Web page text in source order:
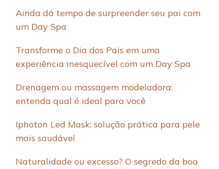
Ainda dá tempo de surpreender seu pai com
um Day Spa
Transforme o Dia dos Pais em uma
experiência inesquecível com um Day Spa
Drenagem ou massagem modeladora:
entenda qual é ideal para você
Iphoton Led Mask: solução prática para pele
mais saudável
Naturalidade ou excesso? O segredo da boa